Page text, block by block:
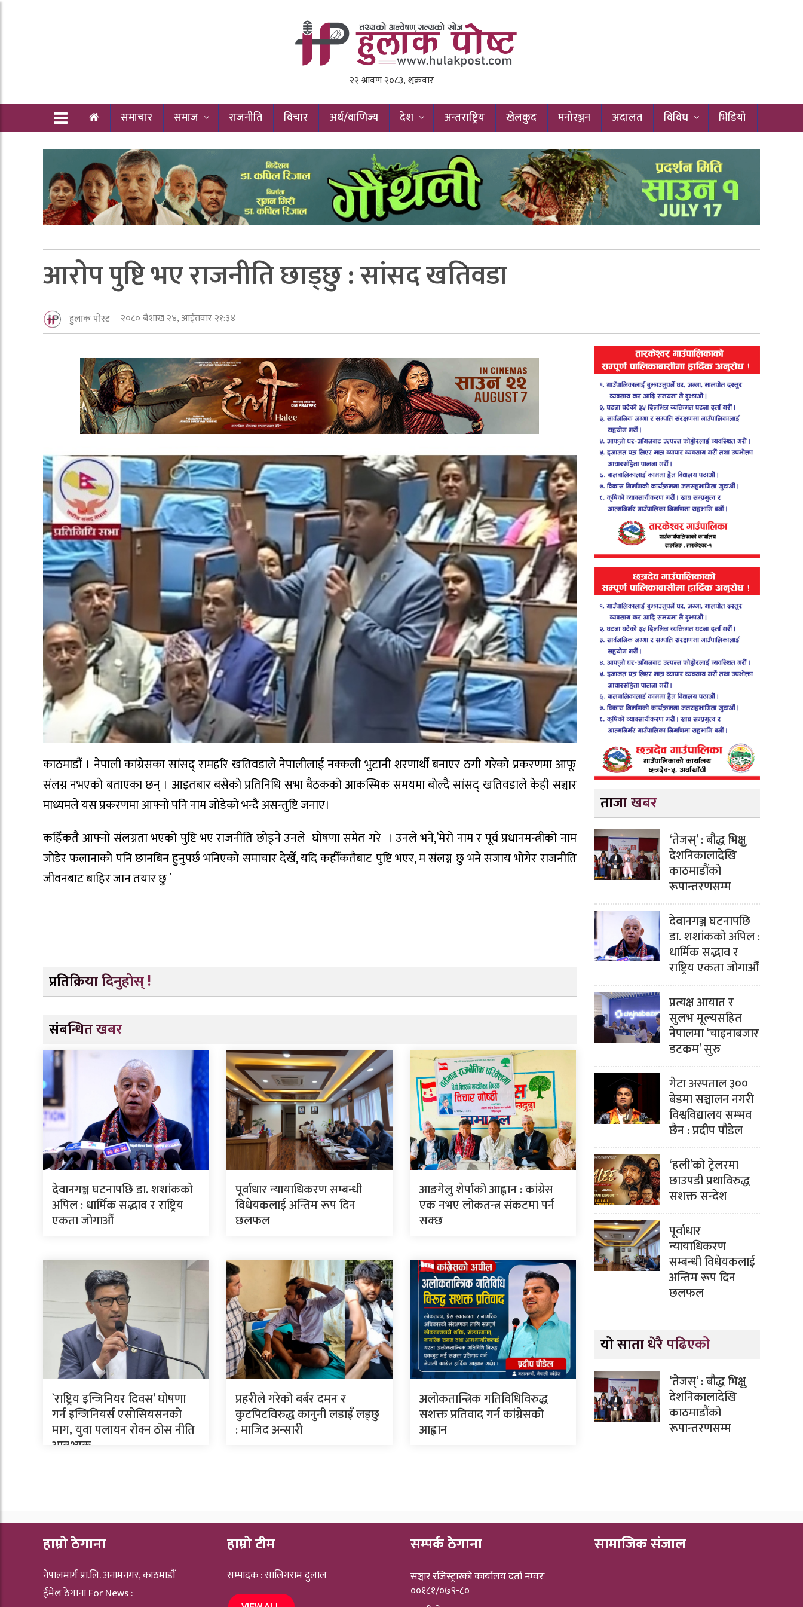
समाचार समाज राजनीति विचार अर्थ/वाणिज्य देश अन्तराष्ट्रिय खेलकुद मनोरञ्जन अदालत विविध भिडियो
आराेप पुष्टि भए राजनीति छाड्छु : सांसद खतिवडा
हुलाक पोस्ट २०८० बैशाख २४, आईतवार २१:३४
काठमाडाैं । नेपाली कांग्रेसका सांसद् रामहरि खतिवडाले नेपालीलाई नक्कली भुटानी शरणार्थी बनाएर ठगी गरेकाे प्रकरणमा आफू
संलग्न नभएकाे बताएका छन् । आइतबार बसेकाे प्रतिनिधि सभा बैठककाे आकस्मिक समयमा बाेल्दै सांसद् खतिवडाले केही सञ्चार
माध्यमले यस प्रकरणमा आफ्नाे पनि नाम जाेडेकाे भन्दै असन्तुष्टि जनाए।
कहिँकतै आफ्नाे संलग्नता भएकाे पुष्टि भए राजनीति छाेड्ने उनले घाेषणा समेत गरे । उनले भने,’मेरो नाम र पूर्व प्रधानमन्त्रीको नाम
जाेडेर फलानाको पनि छानबिन हुनुपर्छ भनिएकाे समाचार देखेँ, यदि कहीँकतैबाट पुष्टि भएर, म संलग्न छु भने सजाय भोगेर राजनीति
जीवनबाट बाहिर जान तयार छु ´
प्रतिक्रिया दिनुहोस् !
संबन्धित खबर
देवानगञ्ज घटनापछि डा. शशांककाे
अपिल : धार्मिक सद्भाव र राष्ट्रिय
एकता जोगाऔँ
पूर्वाधार न्यायाधिकरण सम्बन्धी
विधेयकलाई अन्तिम रूप दिन
छलफल
आङगेलु शेर्पाको आह्वान : कांग्रेस
एक नभए लोकतन्त्र संकटमा पर्न
सक्छ
`राष्ट्रिय इन्जिनियर दिवस’ घोषणा
गर्न इन्जिनियर्स एसाेसियसनको
माग, युवा पलायन रोक्न ठोस नीति
आवश्यक
प्रहरीले गरेको बर्बर दमन र
कुटपिटविरुद्ध कानुनी लडाइँ लड्छु
: माजिद अन्सारी
अलोकतान्त्रिक गतिविधिविरुद्ध
सशक्त प्रतिवाद गर्न कांग्रेसको
आह्वान
ताजा खबर
‘तेजस्’ : बौद्ध भिक्षु
देशनिकालादेखि
काठमाडौंको
रूपान्तरणसम्म
देवानगञ्ज घटनापछि
डा. शशांककाे अपिल :
धार्मिक सद्भाव र
राष्ट्रिय एकता जोगाऔँ
प्रत्यक्ष आयात र
सुलभ मूल्यसहित
नेपालमा ‘चाइनाबजार
डटकम’ सुरु
गेटा अस्पताल ३००
बेडमा सञ्चालन नगरी
विश्वविद्यालय सम्भव
छैन : प्रदीप पौडेल
‘हली’को ट्रेलरमा
छाउपडी प्रथाविरुद्ध
सशक्त सन्देश
पूर्वाधार
न्यायाधिकरण
सम्बन्धी विधेयकलाई
अन्तिम रूप दिन
छलफल
यो साता धेरै पढिएको
‘तेजस्’ : बौद्ध भिक्षु
देशनिकालादेखि
काठमाडौंको
रूपान्तरणसम्म
हाम्रो ठेगाना
नेपालमार्ग प्रा.लि. अनामनगर, काठमाडौं
ईमेल ठेगाना For News :
हाम्रो टीम
सम्पादक : सालिगराम दुलाल
सम्पर्क ठेगाना
सञ्चार रजिस्ट्रारकाे कार्यालय दर्ता नम्वरः
००१८१/०७९-८०
सामाजिक संजाल